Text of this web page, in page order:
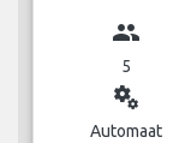
group
5
miscellaneous_services
Automaat